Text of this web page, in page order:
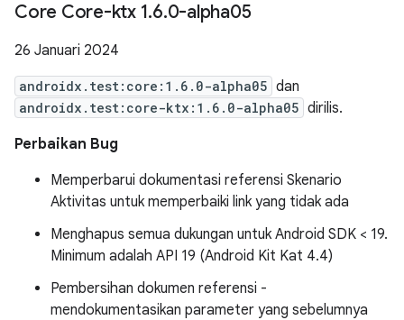
Core Core-ktx 1.6.0-alpha05
26 Januari 2024
androidx.test:core:1.6.0-alpha05 dan
androidx.test:core-ktx:1.6.0-alpha05 dirilis.
Perbaikan Bug
Memperbarui dokumentasi referensi Skenario
Aktivitas untuk memperbaiki link yang tidak ada
Menghapus semua dukungan untuk Android SDK < 19.
Minimum adalah API 19 (Android Kit Kat 4.4)
Pembersihan dokumen referensi -
mendokumentasikan parameter yang sebelumnya